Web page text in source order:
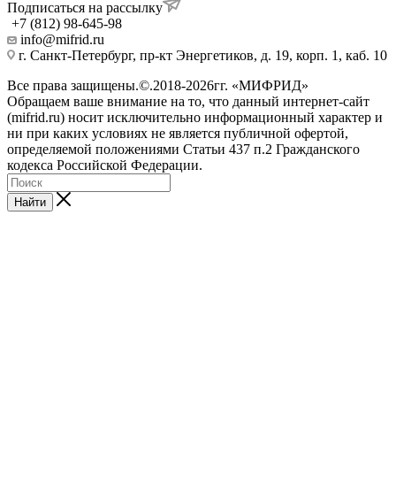
Подписаться на рассылку
+7 (812) 98-645-98
info@mifrid.ru
г. Санкт-Петербург, пр-кт Энергетиков, д. 19, корп. 1, каб. 10
Все права защищены.©.2018-2026гг. «МИФРИД»
Обращаем ваше внимание на то, что данный интернет-сайт
(mifrid.ru) носит исключительно информационный характер и
ни при каких условиях не является публичной офертой,
определяемой положениями Статьи 437 п.2 Гражданского
кодекса Российской Федерации.
Найти